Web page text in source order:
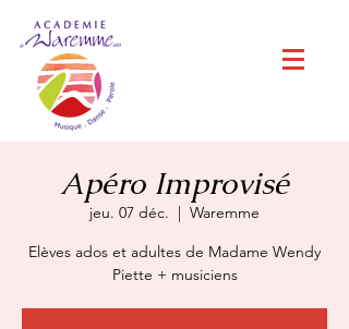
Apéro Improvisé
jeu. 07 déc.
  |
Waremme
Elèves ados et adultes de Madame Wendy
Piette + musiciens